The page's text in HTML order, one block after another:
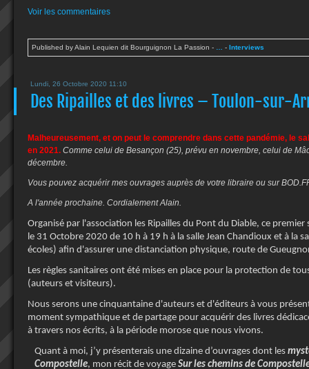
Voir les commentaires
Published by Alain Lequien dit Bourguignon La Passion - - Interviews
Lundi, 26 Octobre 2020 11:10
Des Ripailles et des livres – Toulon-sur-
Malheureusement, et on peut le comprendre dans cette pandémie, le
en 2021. Comme celui de Besançon (25), prévu en novembre, celui de
décembre.
Vous pouvez acquérir mes ouvrages auprès de votre libraire ou sur
A l'année prochaine. Cordialement Alain.
Organisé par l'association les Ripailles du Pont du Diable, ce
le 31 Octobre 2020 de 10 h à 19 h à la salle Jean Chandioux et à la
écoles) afin d'assurer une distanciation physique, route de
Les règles sanitaires ont été mises en place pour la protection de
(auteurs et visiteurs).
Nous serons une cinquantaine d'auteurs et d'éditeurs à vous
moment sympathique et de partage pour acquérir des livres
à travers nos écrits, à la période morose que nous vivons.
Quant à moi, j’y présenterais une dizaine d’ouvrages dont les
Compostelle, mon récit de voyage Sur les chemins de